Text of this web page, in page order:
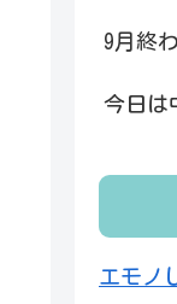
9月終
今日は
エモノ